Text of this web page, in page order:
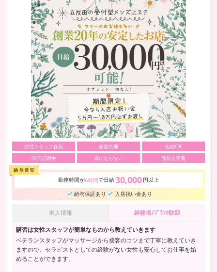
女性スタッフ在籍 個室待機
短期OK
30代活躍中
裸にならない 面接交通費
勤務時間が6時間で日給30,000 円以上
給与保証あり
入店祝い金あり
求人情報 経験者/ﾌﾞﾗﾝｸ歓迎
講習は女性スタッフが簡単なものから教えていきます
ベテランスタッフがマッサージから接客のコツまで丁寧に教えていき
ますので、セラピストとしての経験がない女性も安心してお仕事を始
めることができます。